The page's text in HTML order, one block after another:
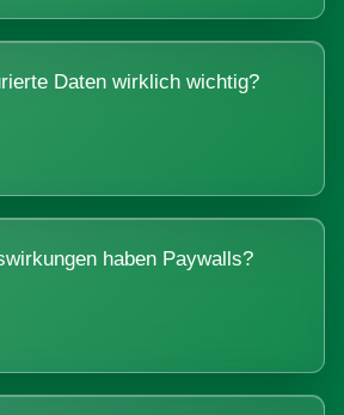
Daten wirklich wichtig?
haben Paywalls?